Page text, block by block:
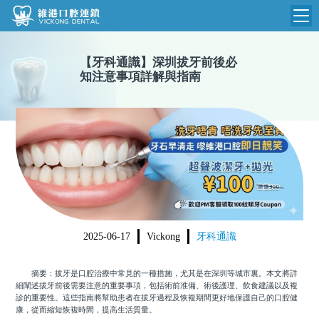
維港首頁
品牌介紹
環境設備
醫院新聞
收費標準
N
收費總表
植牙收費
根管收費
美學收費
箍牙收費
醫生團隊
門診時間
【 牙科通識】 深圳拔牙前後必
知注意事項詳解與指南
2025-06-17 Vickong 牙科通識
摘要：拔牙是口腔治療中常見的一種措施，尤其是在深圳等城市裏。本文將詳
細闡述拔牙前後需要注意的重要事項，包括術前准備、術後護理、飲食建議以及複
診的重要性。這些指南將幫助患者在拔牙過程及恢複期間更好地保護自己的口腔健
康，從而縮短恢複時間，提高生活質量。